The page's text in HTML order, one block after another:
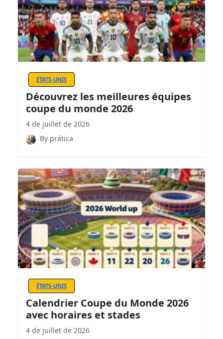
ÉTATS-UNIS
Découvrez les meilleures équipes
coupe du monde 2026
4 de juillet de 2026
By prática
ÉTATS-UNIS
Calendrier Coupe du Monde 2026
avec horaires et stades
4 de juillet de 2026